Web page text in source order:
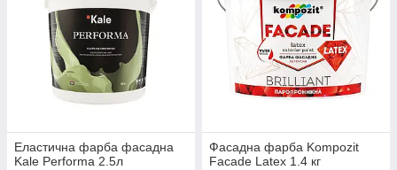
Еластична фарба фасадна
Kale Performa 2.5л
Фасадна фарба Kompozit
Facade Latex 1.4 кг